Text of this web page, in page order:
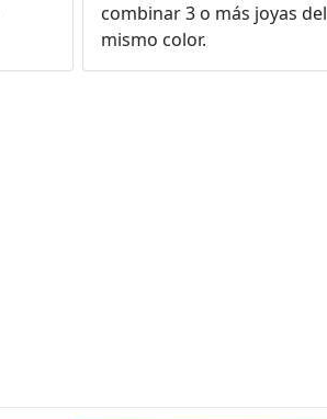
combinar 3 o más joyas del
mismo color.